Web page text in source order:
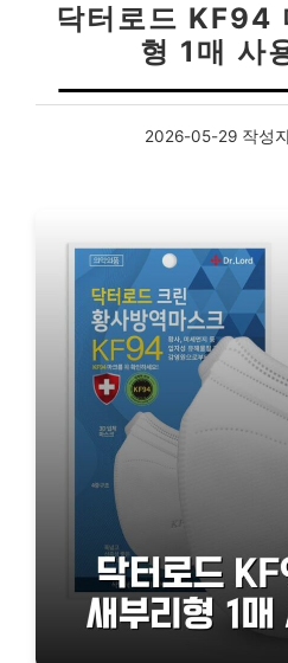
닥터로드 KF94
형 1매 사
2026-05-29 작성